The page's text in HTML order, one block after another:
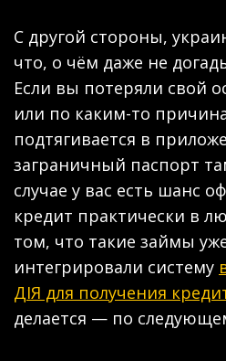
С другой стороны,
что, о чём даже не
Если вы потеряли свой
или по каким-то
подтягивается в
заграничный паспорт
случае у вас есть шанс
кредит практически в
том, что такие займы
интегрировали систему
ДІЯ для получения
делается — по